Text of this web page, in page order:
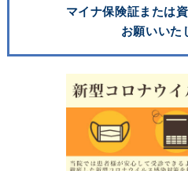
令和7年度新型コロナワク
当院では新型コロナワクチン
のワクチンと2週間の接種間
■接種開始日：10月1日〜1月
一般：15,400円（税込）
乙訓地区高齢者：5,000円
■受付：お電話または直接ご
マイナ保険証または
お願いいた